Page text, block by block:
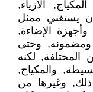
الأزياء,
يستغني ممثل
الإضاءة,
وحتى
المختلفة, لكنه
والمكياج,
وغيرها من